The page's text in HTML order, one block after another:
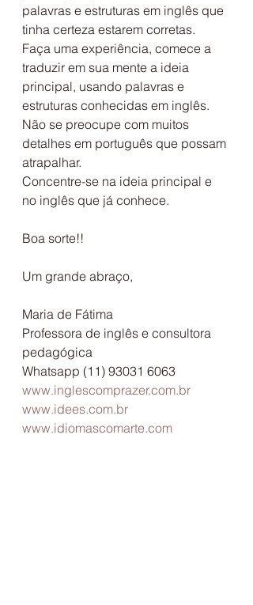
palavras e estruturas em inglês que
tinha certeza estarem corretas.
Faça uma experiência, comece a
traduzir em sua mente a ideia
principal, usando palavras e
estruturas conhecidas em inglês.
Não se preocupe com muitos
detalhes em português que possam
atrapalhar.
Concentre-se na ideia principal e
no inglês que já conhece.
Boa sorte!!
Um grande abraço,
Maria de Fátima
Professora de inglês e consultora
pedagógica
Whatsapp (11) 93031 6063
www.inglescomprazer.com.br
www.idees.com.br
www.idiomascomarte.com